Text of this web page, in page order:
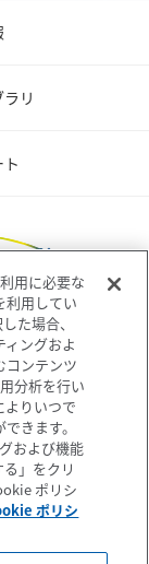
リ
ポリシー
用に必要な
利用してい
た場合、
ングおよ
コンテンツ
分析を行い
よりいつで
きます。
および機能
」をクリ
ポリシ
ポリシ